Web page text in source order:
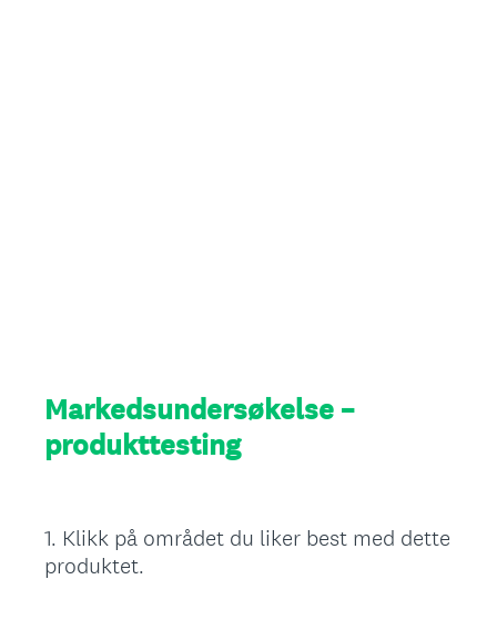
Markedsundersøkelse –
produkttesting
Question
Title
1. Klikk på området du liker best med dette
produktet.